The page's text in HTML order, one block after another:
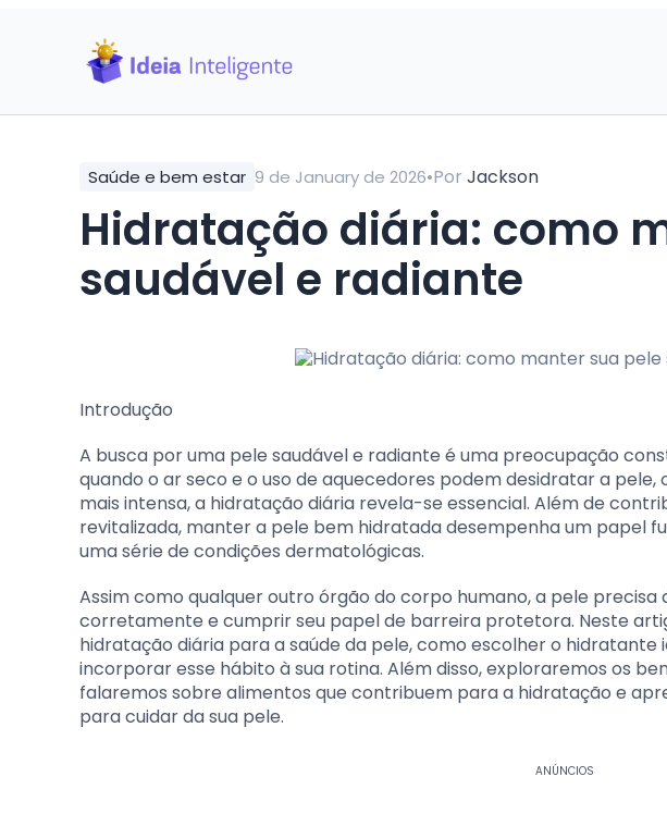
Saúde e bem estar 9 de January de 2026•Por Jackson
Hidratação diária: como
saudável e radiante
Introdução
A busca por uma pele saudável e radiante é uma preocupação
quando o ar seco e o uso de aquecedores podem desidratar a pele,
mais intensa, a hidratação diária revela-se essencial. Além de
revitalizada, manter a pele bem hidratada desempenha um papel
uma série de condições dermatológicas.
Assim como qualquer outro órgão do corpo humano, a pele
corretamente e cumprir seu papel de barreira protetora. Neste
hidratação diária para a saúde da pele, como escolher o
incorporar esse hábito à sua rotina. Além disso, exploraremos os
falaremos sobre alimentos que contribuem para a hidratação e
para cuidar da sua pele.
ANÚNCIOS